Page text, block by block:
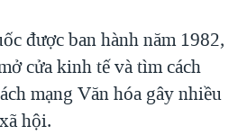
được ban hành năm 1982,
cửa kinh tế và tìm cách
mạng Văn hóa gây nhiều
hội.